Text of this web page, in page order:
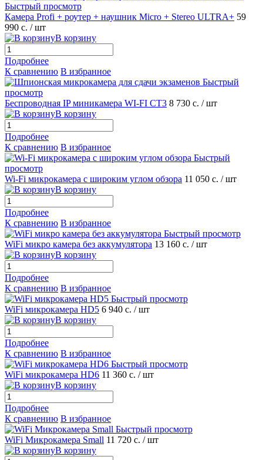
Быстрый просмотр
Камера Profi + роутер + наушник Micro + Stereo ULTRA+ 59
990 с. / шт
В корзину
Подробнее
К сравнению В избранное
Быстрый
просмотр
Беспроводная IP миникамера WI-FI CT3 8 730 с. / шт
В корзину
Подробнее
К сравнению В избранное
Быстрый
просмотр
Wi-Fi микрокамера с широким углом обзора 11 050 с. / шт
В корзину
Подробнее
К сравнению В избранное
Быстрый просмотр
WiFi микро камера без аккумулятора 13 160 с. / шт
В корзину
Подробнее
К сравнению В избранное
Быстрый просмотр
WiFi микрокамера HD5 6 940 с. / шт
В корзину
Подробнее
К сравнению В избранное
Быстрый просмотр
WiFi микрокамера HD6 11 360 с. / шт
В корзину
Подробнее
К сравнению В избранное
Быстрый просмотр
WiFi Микрокамера Small 11 720 с. / шт
В корзину